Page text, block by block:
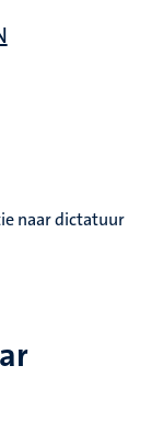
naar dictatuur